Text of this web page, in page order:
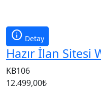
info Detay
Hazır İlan Sitesi
KB106
12.499,00₺